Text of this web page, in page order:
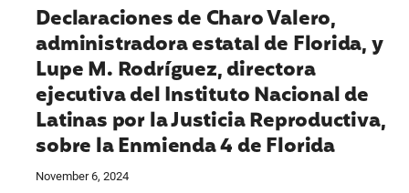
Declaraciones de Charo Valero,
administradora estatal de Florida, y
Lupe M. Rodríguez, directora
ejecutiva del Instituto Nacional de
Latinas por la Justicia Reproductiva,
sobre la Enmienda 4 de Florida
November 6, 2024